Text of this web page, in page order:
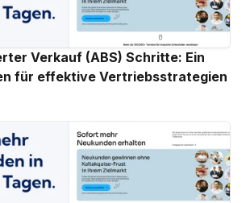
Verkauf (ABS) Schritte: Ein
für effektive Vertriebsstrategien